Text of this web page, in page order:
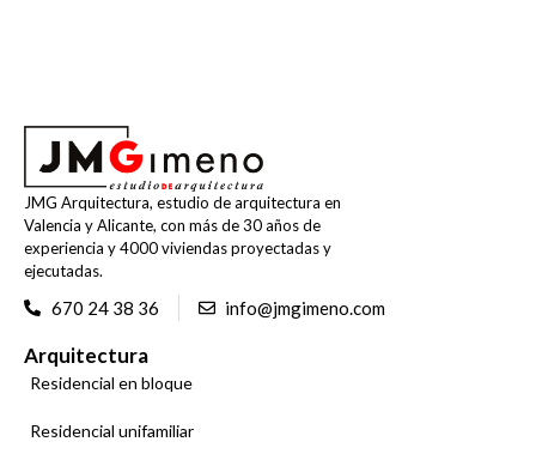
JMG Arquitectura, estudio de arquitectura en
Valencia y Alicante, con más de 30 años de
experiencia y 4000 viviendas proyectadas y
ejecutadas.
670 24 38 36 info@jmgimeno.com
Arquitectura
Residencial en bloque
Residencial unifamiliar